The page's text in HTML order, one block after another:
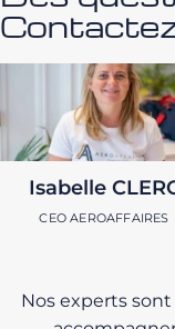
Isabelle
CEO AEROAFFAIRES
Nos experts